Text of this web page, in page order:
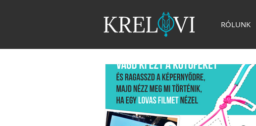
RÓLUNK